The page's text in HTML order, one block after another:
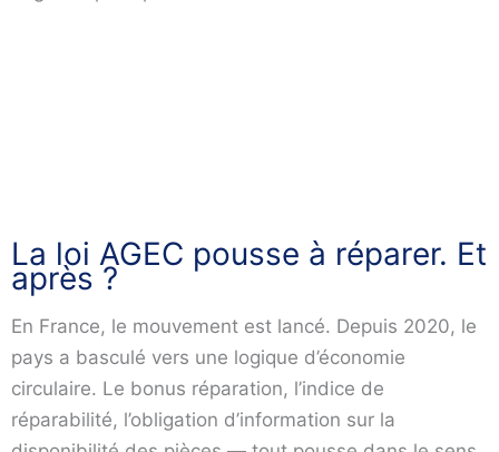
La loi AGEC pousse à réparer. Et
après ?
En France, le mouvement est lancé. Depuis 2020, le
pays a basculé vers une logique d’économie
circulaire. Le bonus réparation, l’indice de
réparabilité, l’obligation d’information sur la